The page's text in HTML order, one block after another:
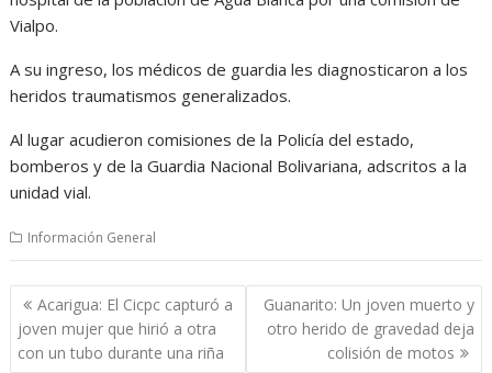
Vialpo.
A su ingreso, los médicos de guardia les diagnosticaron a los
heridos traumatismos generalizados.
Al lugar acudieron comisiones de la Policía del estado,
bomberos y de la Guardia Nacional Bolivariana, adscritos a la
unidad vial.
Información General
Navegación
de
entradas
Acarigua: El Cicpc capturó a
joven mujer que hirió a otra
con un tubo durante una riña
Guanarito: Un joven muerto y
otro herido de gravedad deja
colisión de motos